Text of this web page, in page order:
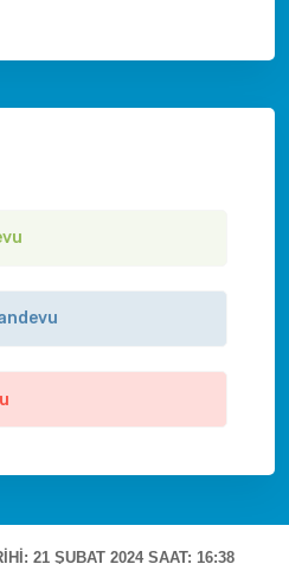
21 ŞUBAT 2024 SAAT: 16:38